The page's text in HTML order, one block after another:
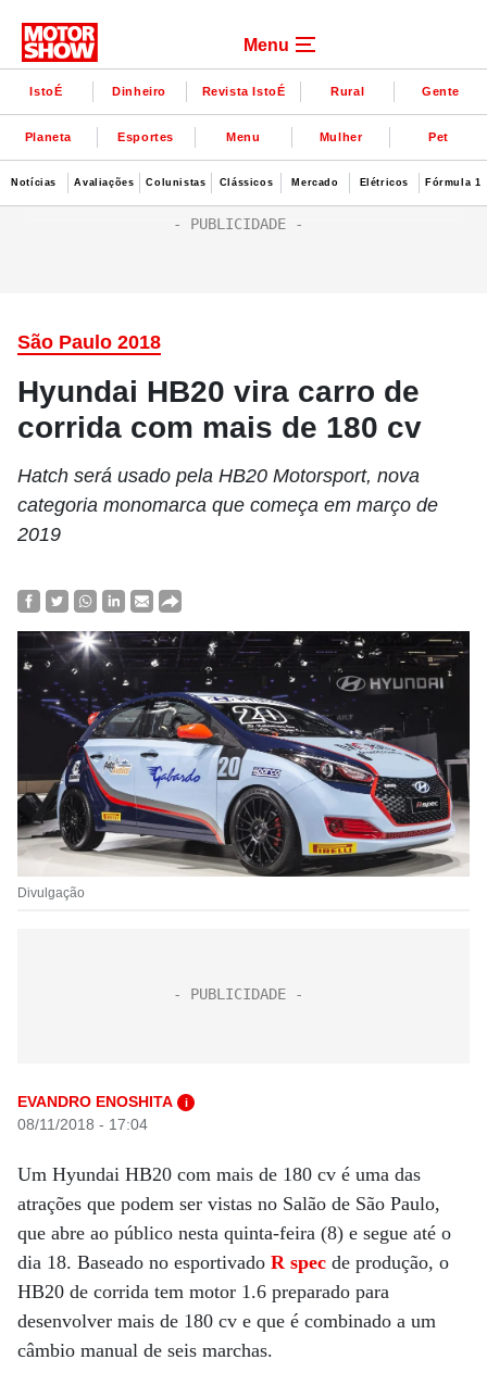
Menu
IstoÉ Dinheiro Revista IstoÉ Rural Gente
Planeta Esportes Menu Mulher Pet
Notícias Avaliações Colunistas Clássicos Mercado Elétricos Fórmula 1
São Paulo 2018
Hyundai HB20 vira carro de
corrida com mais de 180 cv
Hatch será usado pela HB20 Motorsport, nova
categoria monomarca que começa em março de
2019
Divulgação
EVANDRO ENOSHITA i
08/11/2018 - 17:04
Um Hyundai HB20 com mais de 180 cv é uma das
atrações que podem ser vistas no Salão de São Paulo,
que abre ao público nesta quinta-feira (8) e segue até o
dia 18. Baseado no esportivado R spec de produção, o
HB20 de corrida tem motor 1.6 preparado para
desenvolver mais de 180 cv e que é combinado a um
câmbio manual de seis marchas.